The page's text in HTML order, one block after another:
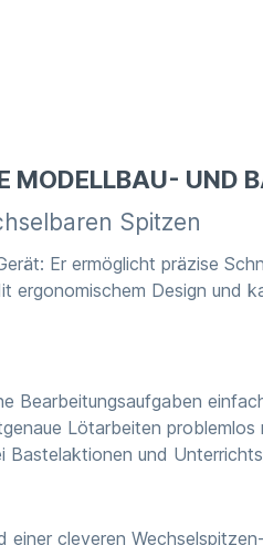
MODELLBAU- UND
Spitzen
Er ermöglicht präzise
Design und
Lötarbeiten problemlos
und
cleveren